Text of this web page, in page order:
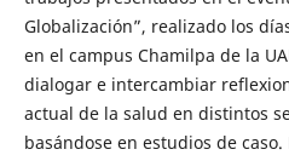
Globalización”, realizado los
en el campus Chamilpa de la
dialogar e intercambiar
actual de la salud en distintos
basándose en estudios de